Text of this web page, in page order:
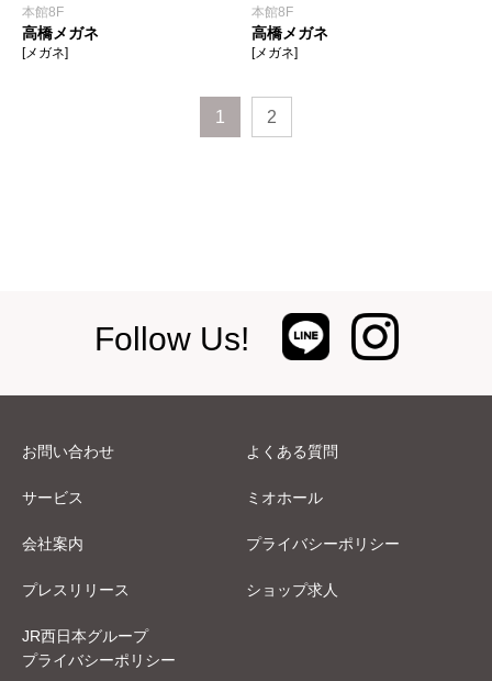
本館8F
高橋メガネ
[メガネ]
本館8F
高橋メガネ
[メガネ]
1 2
Follow Us!
お問い合わせ よくある質問
サービス ミオホール
会社案内 プライバシーポリシー
プレスリリース ショップ求人
JR西日本グループ
プライバシーポリシー